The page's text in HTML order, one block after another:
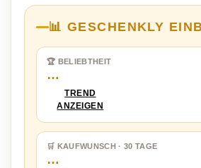
📊 GESCHENKLY
🏆 BELIEBTHEIT
…
TREND
ANZEIGEN
🛒 KAUFWUNSCH · 30 TAGE
…